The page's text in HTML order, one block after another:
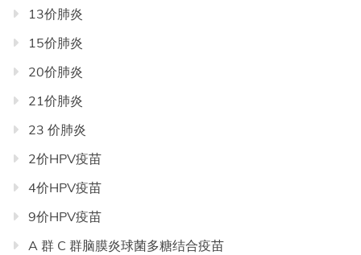
导
航
13价肺炎
15价肺炎
20价肺炎
21价肺炎
23 价肺炎
2价HPV疫苗
4价HPV疫苗
9价HPV疫苗
A 群 C 群脑膜炎球菌多糖结合疫苗